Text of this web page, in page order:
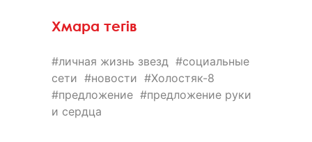
Хмара тегів
личная жизнь звезд
социальные
сети
новости
Холостяк-8
предложение
предложение руки
и сердца